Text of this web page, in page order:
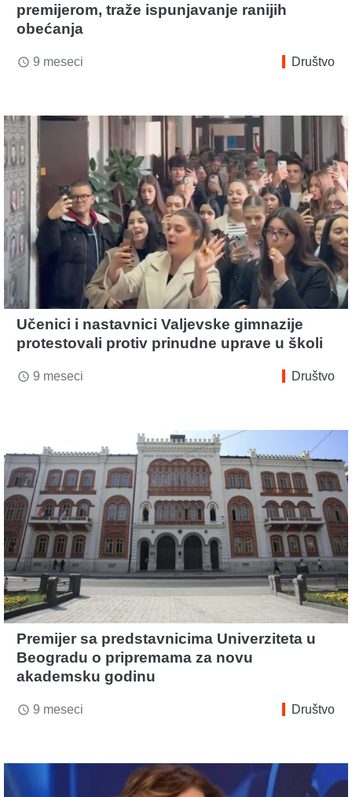
premijerom, traže ispunjavanje ranijih
obećanja
access_time 9 meseci Društvo
Učenici i nastavnici Valjevske gimnazije
protestovali protiv prinudne uprave u školi
access_time 9 meseci Društvo
Premijer sa predstavnicima Univerziteta u
Beogradu o pripremama za novu
akademsku godinu
access_time 9 meseci Društvo